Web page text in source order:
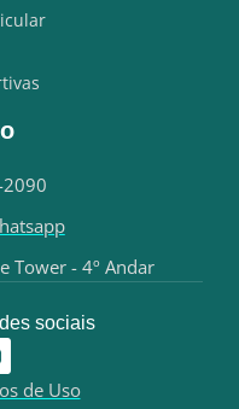
Tower - 4º Andar
sociais
de Uso